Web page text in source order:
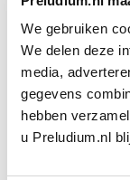
We gebruiken
We delen deze
media,
gegevens
hebben
u Preludium.nl
Tamara